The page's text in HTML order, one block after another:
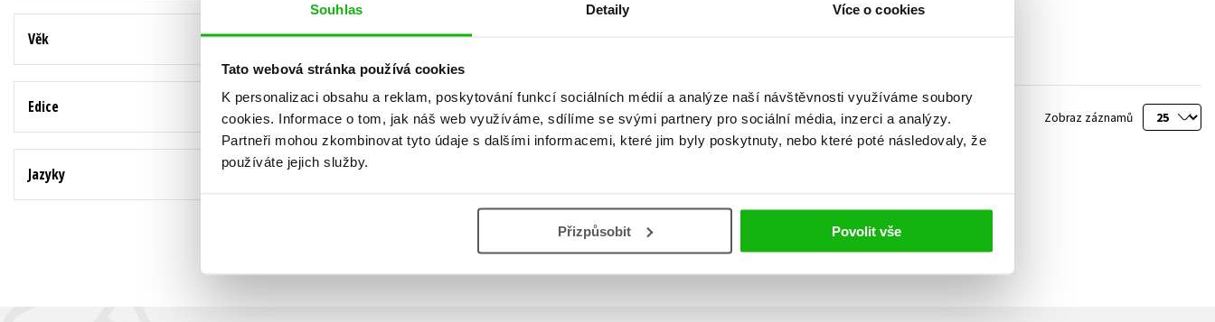
Souhlas Detaily Více o cookies
Tato webová stránka používá cookies
K personalizaci obsahu a reklam, poskytování funkcí sociálních médií a analýze naší návštěvnosti využíváme soubory
cookies. Informace o tom, jak náš web využíváme, sdílíme se svými partnery pro sociální média, inzerci a analýzy.
Partneři mohou zkombinovat tyto údaje s dalšími informacemi, které jim byly poskytnuty, nebo které poté následovaly, že
používáte jejich služby.
Přizpůsobit Povolit vše
Věk
Edice
Jazyky
Do košíku Do košíku
Zobraz záznamů
Zobrazuji 1 až 3 z celkem 3 záznamů
Předchozí 1 Další